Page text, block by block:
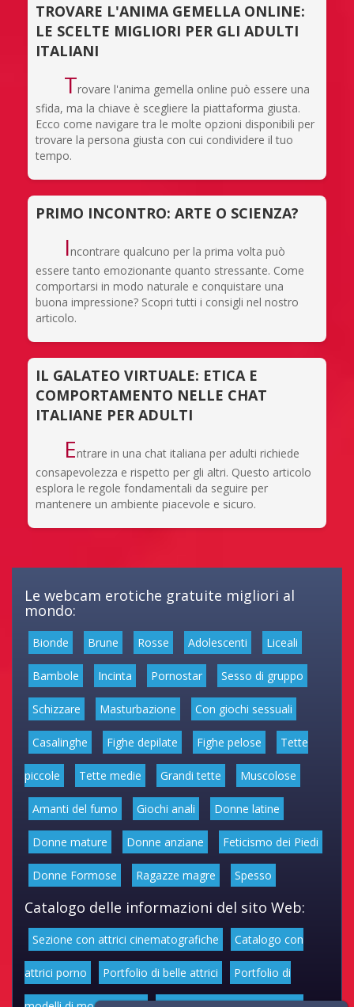
TROVARE L'ANIMA GEMELLA ONLINE:
LE SCELTE MIGLIORI PER GLI ADULTI
ITALIANI
Trovare l'anima gemella online può essere una
sfida, ma la chiave è scegliere la piattaforma giusta.
Ecco come navigare tra le molte opzioni disponibili per
trovare la persona giusta con cui condividere il tuo
tempo.
PRIMO INCONTRO: ARTE O SCIENZA?
Incontrare qualcuno per la prima volta può
essere tanto emozionante quanto stressante. Come
comportarsi in modo naturale e conquistare una
buona impressione? Scopri tutti i consigli nel nostro
articolo.
IL GALATEO VIRTUALE: ETICA E
COMPORTAMENTO NELLE CHAT
ITALIANE PER ADULTI
Entrare in una chat italiana per adulti richiede
consapevolezza e rispetto per gli altri. Questo articolo
esplora le regole fondamentali da seguire per
mantenere un ambiente piacevole e sicuro.
Le webcam erotiche gratuite migliori al
mondo:
Bionde Brune Rosse Adolescenti Liceali
Bambole Incinta Pornostar Sesso di gruppo
Schizzare Masturbazione Con giochi sessuali
Casalinghe Fighe depilate Fighe pelose Tette
piccole Tette medie Grandi tette Muscolose
Amanti del fumo Giochi anali Donne latine
Donne mature Donne anziane Feticismo dei Piedi
Donne Formose Ragazze magre Spesso
Catalogo delle informazioni del sito Web:
Sezione con attrici cinematografiche Catalogo con
attrici porno Portfolio di belle attrici Portfolio di